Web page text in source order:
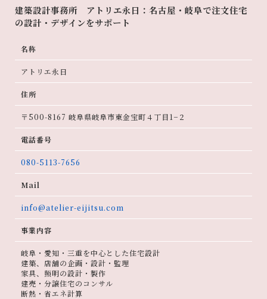
建築設計事務所 アトリエ永日：名古屋・岐阜で注文住宅
の設計・デザインをサポート
名称
アトリエ永日
住所
〒500-8167 岐阜県岐阜市東金宝町４丁目1−２
電話番号
080-5113-7656
Mail
info@atelier-eijitsu.com
事業内容
岐阜・愛知・三重を中心とした住宅設計
建築、店舗の企画・設計・監理
家具、照明の設計・製作
建売・分譲住宅のコンサル
断熱・省エネ計算